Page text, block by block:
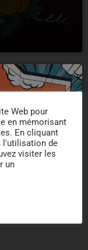
Web pour
en mémorisant
En cliquant
l'utilisation de
visiter les
un